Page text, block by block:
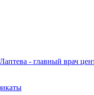
- главный врач